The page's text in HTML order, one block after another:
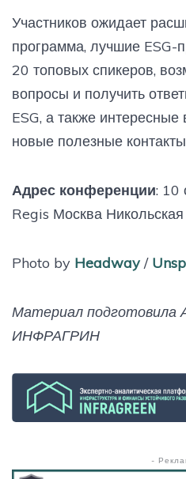
Участников ожидает
программа, лучшие ESG-
20 топовых спикеров,
вопросы и получить
ESG, а также интересные
новые полезные
Адрес конференции: 10
Regis Москва
Photo by Headway/
Материал подготовила
ИНФРАГРИН
-